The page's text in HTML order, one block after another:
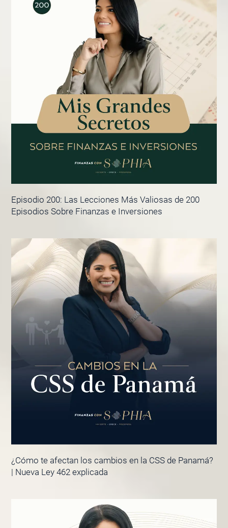
Episodio 200: Las Lecciones Más Valiosas de 200
Episodios Sobre Finanzas e Inversiones
¿Cómo te afectan los cambios en la CSS de Panamá?
| Nueva Ley 462 explicada